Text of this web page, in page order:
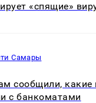
«спящие»
Самары
сообщили, какие
с банкоматами